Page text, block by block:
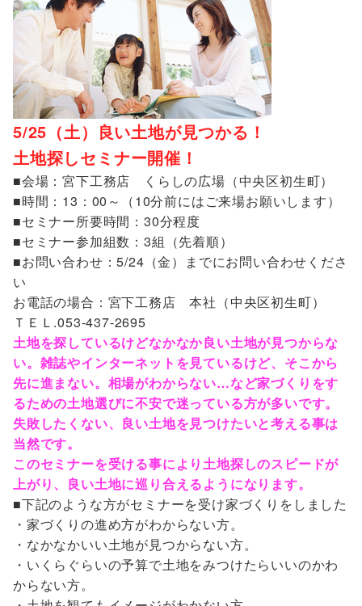
5/25（土）良い土地が見つかる！
土地探しセミナー開催！
■会場：宮下工務店 くらしの広場（中央区初生町）
■時間：13：00～（10分前にはご来場お願いします）
■セミナー所要時間：30分程度
■セミナー参加組数：3組（先着順）
■お問い合わせ：5/24（金）までにお問い合わせくださ
い
お電話の場合：宮下工務店 本社（中央区初生町）
ＴＥＬ.053-437-2695
土地を探しているけどなかなか良い土地が見つからな
い。雑誌やインターネットを見ているけど、そこから
先に進まない。相場がわからない…など家づくりをす
るための土地選びに不安で迷っている方が多いです。
失敗したくない、良い土地を見つけたいと考える事は
当然です。
このセミナーを受ける事により土地探しのスピードが
上がり、良い土地に巡り合えるようになります。
■下記のような方がセミナーを受け家づくりをしました
・家づくりの進め方がわからない方。
・なかなかいい土地が見つからない方。
・いくらぐらいの予算で土地をみつけたらいいのかわ
からない方。